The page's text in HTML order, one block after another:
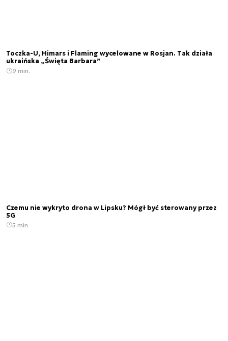
Toczka-U, Himars i Flaming wycelowane w Rosjan. Tak działa
ukraińska „Święta Barbara”
9 min.
Czemu nie wykryto drona w Lipsku? Mógł być sterowany przez
5G
5 min.